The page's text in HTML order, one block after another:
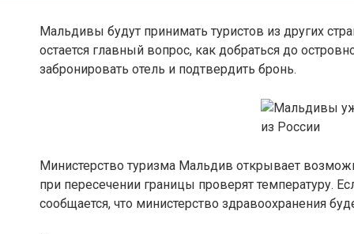
Мальдивы будут принимать туристов из других
остается главный вопрос, как добраться до
забронировать отель и подтвердить бронь.
Министерство туризма Мальдив открывает
при пересечении границы проверят температуру.
сообщается, что министерство здравоохранения